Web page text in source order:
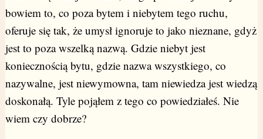
bowiem to, co poza bytem i niebytem tego ruchu,
oferuje się tak, że umysł ignoruje to jako nieznane, gdyż
jest to poza wszelką nazwą. Gdzie niebyt jest
koniecznością bytu, gdzie nazwa wszystkiego, co
nazywalne, jest niewymowna, tam niewiedza jest wiedzą
doskonałą. Tyle pojąłem z tego co powiedziałeś. Nie
wiem czy dobrze?